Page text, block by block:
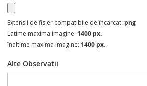
Extensii de fisier compatibile de încarcat: png
Latime maxima imagine: 1400 px.
înaltime maxima imagine: 1400 px.
Alte Observatii